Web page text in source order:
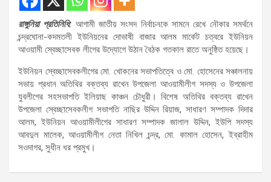
রাঙ্গুনিয়া প্রতিনিধি: আগামী জাতীয় সংসদ নির্বাচনকে সামনে রেখে নৌকার সমর্থনে
চন্দ্রঘোনা-কদমতলী ইউনিয়নের দোভাষী বাজার আলম মার্কেট চত্বরে ইউনিয়ন
আওয়ামী স্বেচ্ছাসেবক লীগের উদ্যোগে উঠান বৈঠক গতকাল রাতে অনুষ্ঠিত হয়েছে।
ইউনিয়ন স্বেচ্ছাসেবকলীগের মো. খোকনের সভাপতিত্বে ও মো. হোসেনের সঞ্চালনায়
সভায় প্রধান অতিথির বক্তব্য রাখেন উপজেলা আওয়ামীলীগ সদস্য ও উপজেলা
যুবলীগের সহসভাপতি ইলিয়াছ কাঞ্চন চৌধুরী। বিশেষ অতিথির বক্তব্য রাখেন
উপজেলা স্বেচ্ছাসেবকলীগ সভাপতি নাছির উদ্দিন রিয়াজ, সাধারণ সম্পাদক দিদার
আলম, ইউনিয়ন আওয়ামীলীগের সাধারণ সম্পাদক জালাল উদ্দিন, ইউপি সদস্য
আবদুল মালেক, আওয়ামীলীগ নেতা নিখিল চন্দ্র, মো. কামাল হোসেন, ইব্রাহীম
সওদাগর, সুধীন ধর প্রমুখ।